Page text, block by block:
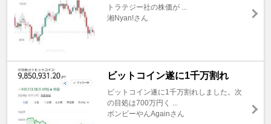
トラテジー社の株価が ...
湘Nyan!さん
ビットコイン遂に1千万割れ
ビットコイン遂に1千万割れしました。次
の目処は700万円く ...
ボンビーやんAgainさん